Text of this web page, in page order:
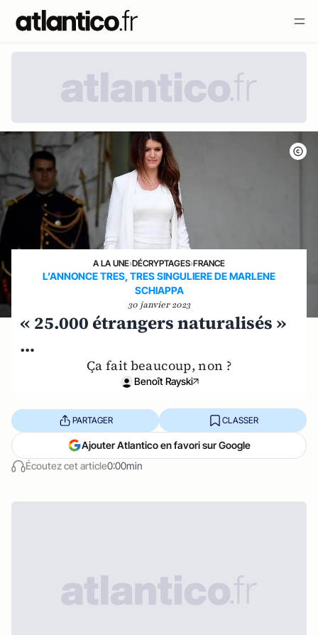
A LA UNE›DÉCRYPTAGES›FRANCE
L’ANNONCE TRES, TRES SINGULIERE DE MARLENE
SCHIAPPA
30 janvier 2023
« 25.000 étrangers naturalisés »
…
Ça fait beaucoup, non ?
Benoît Rayski
Écoutez cet article0:00min
PARTAGER CLASSER
Ajouter Atlantico en favori sur Google